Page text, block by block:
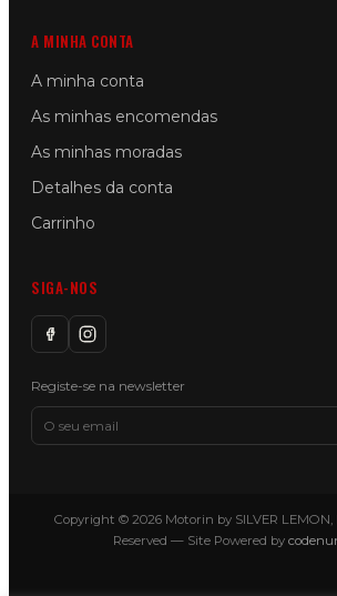
A MINHA CONTA
A minha conta
As minhas encomendas
As minhas moradas
Detalhes da conta
Carrinho
SIGA-NOS
Registe-se na newsletter
Copyright © 2026 Motorin by SILVER
Reserved — Site Powered by